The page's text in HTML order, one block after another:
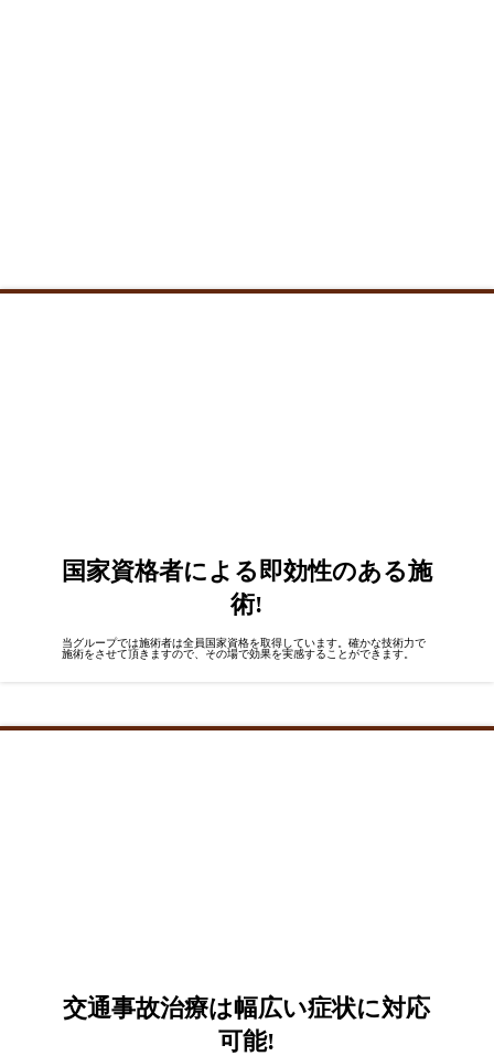
国家資格者による即効性のある施
術!
当グループでは施術者は全員国家資格を取得しています。確かな技術力で
施術をさせて頂きますので、その場で効果を実感することができます。
交通事故治療は幅広い症状に対応
可能!